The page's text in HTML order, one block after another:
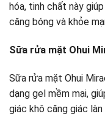
hóa, tinh chất này
căng bóng và khỏe
Sữa rửa mặt Ohui
Sữa rửa mặt Ohui
dạng gel mềm mại,
giác khô căng giác làn